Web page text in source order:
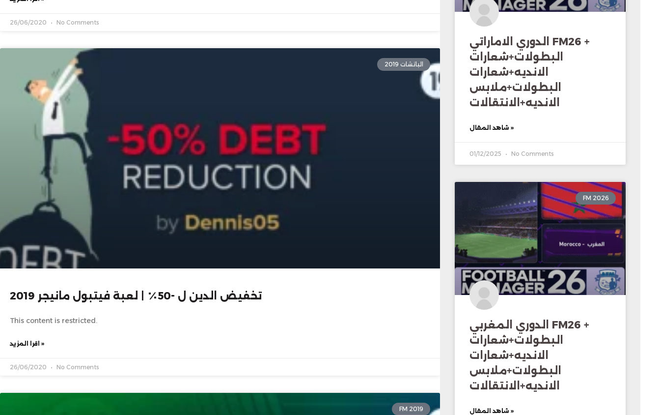
26/06/2020 No Comments
الباتشات 2019
تخفيض الدين ل -50٪ | لعبة فيتبول مانيجر 2019
This content is restricted.
اقرا المزيد »
26/06/2020 No Comments
FM 2019
الدوري الاماراتي FM26 +
البطولات+شعارات
الانديه+شعارات
البطولات+ملابس
الانديه+الانتقالات
شاهد المقال »
01/12/2025 No Comments
FM 2026
الدوري المغربي FM26 +
البطولات+شعارات
الانديه+شعارات
البطولات+ملابس
الانديه+الانتقالات
شاهد المقال »